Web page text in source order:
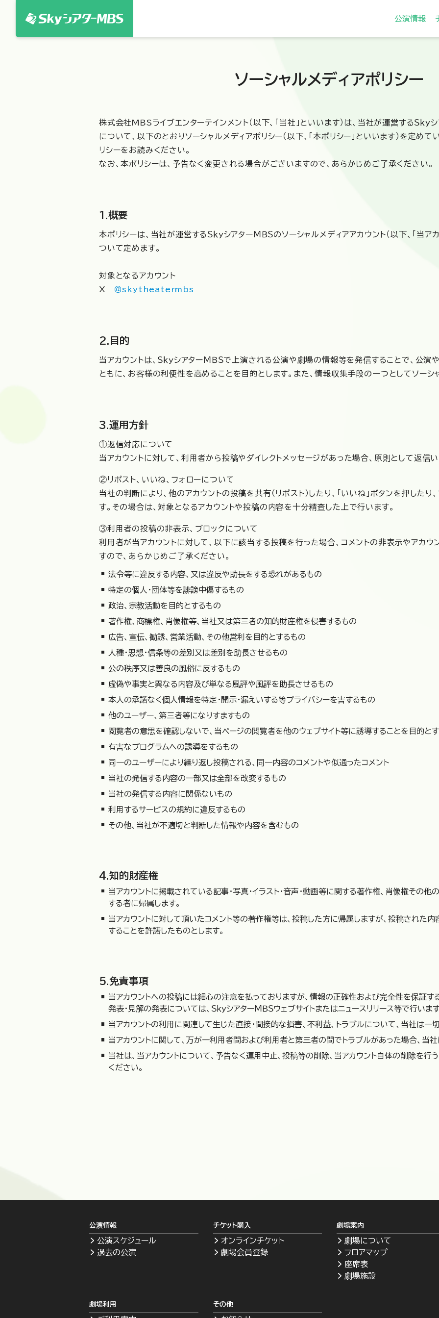
公演情報
ソーシャルメディアポリシー
株式会社MBSライブエンターテインメント（以下、「当社」といいます）は、当社が運営するＳｋｙ
について、以下のとおりソーシャルメディアポリシー（以下、「本ポリシー」といいます）を定め
リシーをお読みください。
なお、本ポリシーは、予告なく変更される場合がございますので、あらかじめご了承ください。
1.概要
本ポリシーは、当社が運営するＳｋｙシアターＭＢＳのソーシャルメディアアカウント（以下、「当
ついて定めます。
対象となるアカウント
X ＠skytheatermbs
2.目的
当アカウントは、ＳｋｙシアターＭＢＳで上演される公演や劇場の情報等を発信することで、公
ともに、お客様の利便性を高めることを目的とします。また、情報収集手段の一つとしてソーシ
3.運用方針
①返信対応について
当アカウントに対して、利用者から投稿やダイレクトメッセージがあった場合、原則として返信
②リポスト、いいね、フォローについて
当社の判断により、他のアカウントの投稿を共有（リポスト）したり、「いいね」ボタンを押したり
す。その場合は、対象となるアカウントや投稿の内容を十分精査した上で行います。
③利用者の投稿の非表示、ブロックについて
利用者が当アカウントに対して、以下に該当する投稿を行った場合、コメントの非表示やアカウ
すので、あらかじめご了承ください。
法令等に違反する内容、又は違反や助長をする恐れがあるもの
特定の個人・団体等を誹謗中傷するもの
政治、宗教活動を目的とするもの
著作権、商標権、肖像権等、当社又は第三者の知的財産権を侵害するもの
広告、宣伝、勧誘、営業活動、その他営利を目的とするもの
人種・思想・信条等の差別又は差別を助長させるもの
公の秩序又は善良の風俗に反するもの
虚偽や事実と異なる内容及び単なる風評や風評を助長させるもの
本人の承諾なく個人情報を特定・開示・漏えいする等プライバシーを害するもの
他のユーザー、第三者等になりすますもの
閲覧者の意思を確認しないで、当ページの閲覧者を他のウェブサイト等に誘導することを目的と
有害なプログラムへの誘導をするもの
同一のユーザーにより繰り返し投稿される、同一内容のコメントや似通ったコメント
当社の発信する内容の一部又は全部を改変するもの
当社の発信する内容に関係ないもの
利用するサービスの規約に違反するもの
その他、当社が不適切と判断した情報や内容を含むもの
4.知的財産権
当アカウントに掲載されている記事・写真・イラスト・音声・動画等に関する著作権、肖像権その
する者に帰属します。
当アカウントに対して頂いたコメント等の著作権等は、投稿した方に帰属しますが、投稿された
することを許諾したものとします。
5.免責事項
当アカウントへの投稿には細心の注意を払っておりますが、情報の正確性および完全性を保証す
発表・見解の発表については、ＳｋｙシアターＭＢＳウェブサイトまたはニュースリリース等で行いま
当アカウントの利用に関連して生じた直接・間接的な損害、不利益、トラブルについて、当社は一
当アカウントに関して、万が一利用者間および利用者と第三者の間でトラブルがあった場合、当
当社は、当アカウントについて、予告なく運用中止、投稿等の削除、当アカウント自体の削除を行
ください。
公演情報
公演スケジュール
過去の公演
チケット購入
オンラインチケット
劇場会員登録
劇場案内
劇場について
フロアマップ
座席表
劇場施設
劇場利用 その他